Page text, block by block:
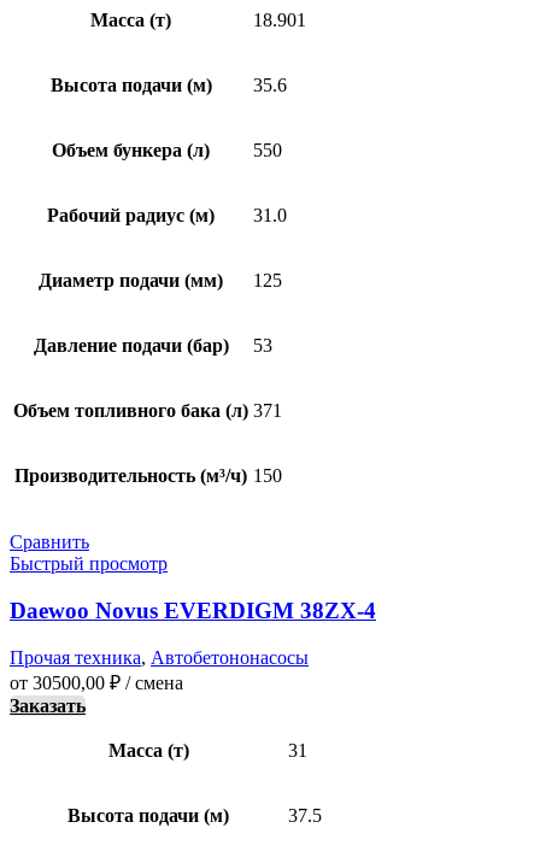
Масса (т) 18.901
Высота подачи (м) 35.6
Объем бункера (л) 550
Рабочий радиус (м) 31.0
Диаметр подачи (мм) 125
Давление подачи (бар) 53
Объем топливного бака (л) 371
Производительность (м³/ч) 150
Сравнить
Быстрый просмотр
Daewoo Novus EVERDIGM 38ZX-4
Прочая техника, Автобетононасосы
от 30500,00 ₽ / смена
Заказать
Масса (т) 31
Высота подачи (м) 37.5